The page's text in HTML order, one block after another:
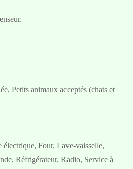
Petits animaux acceptés (chats et
Four, Lave-vaisselle,
Réfrigérateur, Radio, Service à